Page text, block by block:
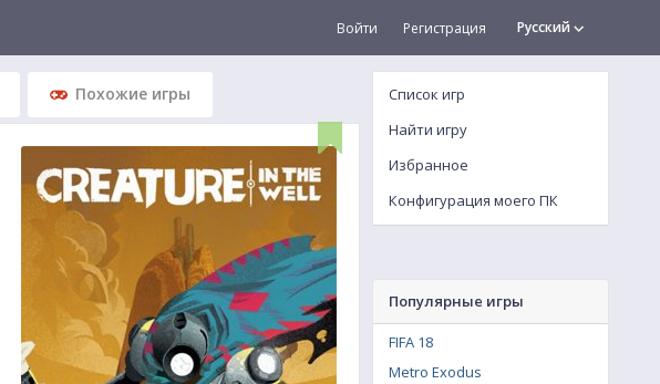
Русский
Войти Регистрация
Похожие игры
Список игр
Найти игру
Избранное
Конфигурация моего ПК
Популярные игры
FIFA 18
Metro Exodus